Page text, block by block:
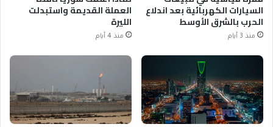
السيارات الكهربائية بعد اندلاع
الحرب بالشرق الأوسط
منذ 3 أيام
العملة القديمة واستبدلت
الليرة
منذ 4 أيام